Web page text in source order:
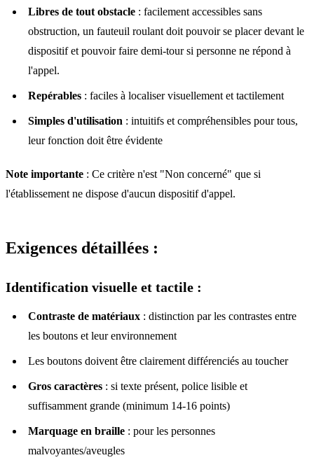
Libres de tout obstacle : facilement accessibles sans
obstruction, un fauteuil roulant doit pouvoir se placer devant le
dispositif et pouvoir faire demi-tour si personne ne répond à
l'appel.
Repérables : faciles à localiser visuellement et tactilement
Simples d'utilisation : intuitifs et compréhensibles pour tous,
leur fonction doit être évidente
Note importante : Ce critère n'est "Non concerné" que si
l'établissement ne dispose d'aucun dispositif d'appel.
Exigences détaillées :
Identification visuelle et tactile :
Contraste de matériaux : distinction par les contrastes entre
les boutons et leur environnement
Les boutons doivent être clairement différenciés au toucher
Gros caractères : si texte présent, police lisible et
suffisamment grande (minimum 14-16 points)
Marquage en braille : pour les personnes
malvoyantes/aveugles